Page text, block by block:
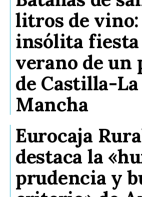
litros de
insólita fiesta
verano de un
de Castilla-La
Mancha
Eurocaja
destaca la
prudencia y